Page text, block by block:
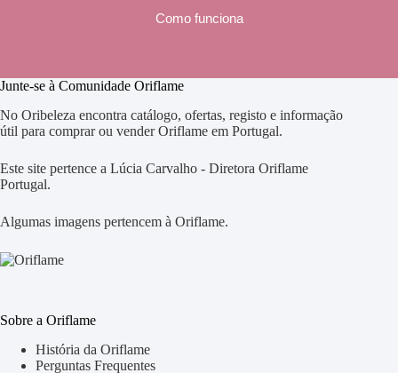
Como funciona
Junte-se à Comunidade Oriflame
No Oribeleza encontra catálogo, ofertas, registo e informação
útil para comprar ou vender Oriflame em Portugal.
Este site pertence a Lúcia Carvalho - Diretora Oriflame
Portugal.
Algumas imagens pertencem à Oriflame.
Sobre a Oriflame
História da Oriflame
Perguntas Frequentes